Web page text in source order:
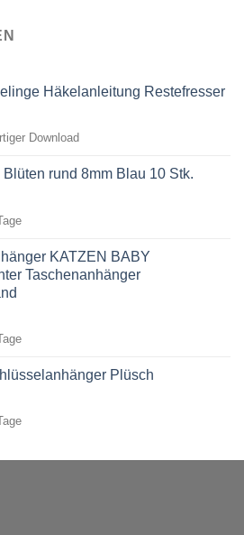
Häkelanleitung Restefresser
Download
rund 8mm Blau 10 Stk.
KATZEN BABY
Taschenanhänger
Plüsch